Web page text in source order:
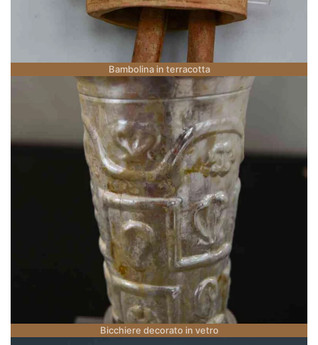
Bambolina in terracotta
Bicchiere decorato in vetro